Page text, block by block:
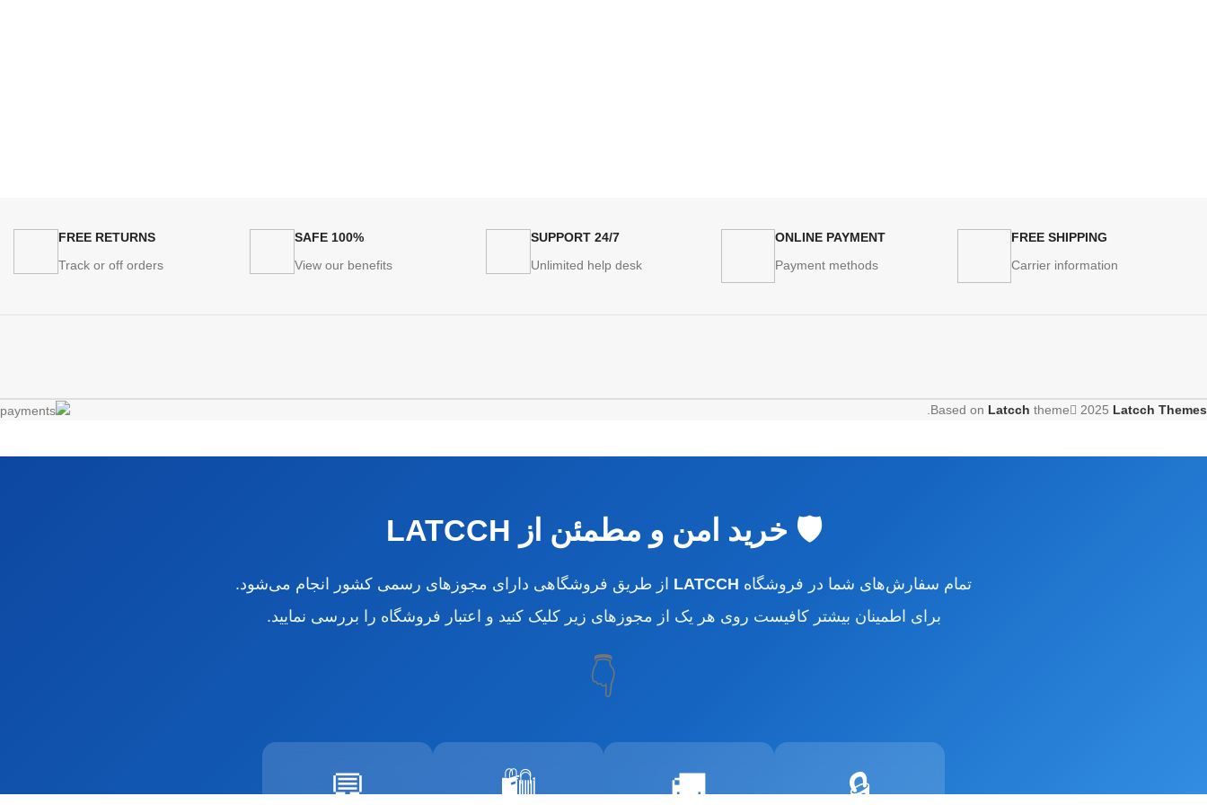
FREE SHIPPING
Carrier information
ONLINE PAYMENT
Payment methods
24/7 SUPPORT
Unlimited help desk
100% SAFE
View our benefits
FREE RETURNS
Track or off orders
Based on Latcch theme 2025 Latcch Themes
🛡️ خرید امن و مطمئن از LATCCH
تمام سفارش‌های شما در فروشگاه LATCCH از طریق فروشگاهی دارای مجوزهای رسمی کشور انجام می‌شود.
برای اطمینان بیشتر کافیست روی هر یک از مجوزهای زیر کلیک کنید و اعتبار فروشگاه را بررسی نمایید.
👇
🔒
🚚
🛍️
💬